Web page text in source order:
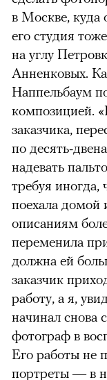
в Москве, куда
его студия
на углу
Анненковых.
Наппельбаум
композицией.
заказчика,
по десять-
надевать
требуя иногда,
поехала домой
описаниям
переменила
должна ей
заказчик
работу, а я,
начинал снова
фотограф в
Его работы не
портреты — в